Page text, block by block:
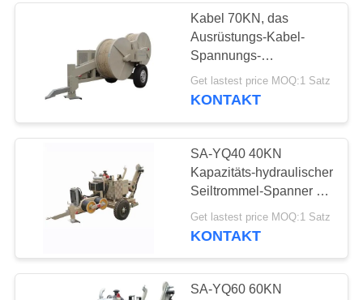
SIE
FORDERN
EIN
Wurm-Gang-
Handkurbel
Kabel-Flaschenzug-
Block
50
Kabel 70KN, das
Ausrüstungs-Kabel-
Spannungs-
hydraulische
Ausrüstungs-
Get lastest price MOQ:1 Satz
KONTAKT
SA-YQ40 40KN
Kapazitäts-hydraulischer
Seiltrommel-Spanner mit
der 5 Nut-Hochleistung
Get lastest price MOQ:1 Satz
KONTAKT
SA-YQ60 60KN